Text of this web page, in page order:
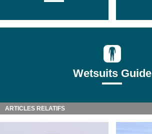
Wetsuits Guide
ARTICLES RELATIFS